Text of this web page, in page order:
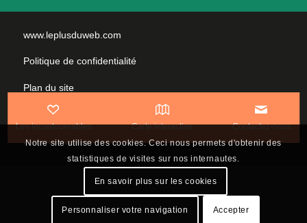
Les incontournables Carte interactive Contactez-nous
www.leplusduweb.com
Politique de confidentialité
Plan du site
Mentions légales
Nous contacter
Notre site utilise des cookies. Ceci nous permets d'obtenir des
statistiques de visites sur nos internautes.
En savoir plus sur les cookies
Personnaliser votre navigation Accepter